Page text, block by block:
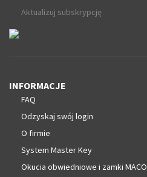
Aktualizuj subskrypcję
INFORMACJE
FAQ
Odzyskaj swój login
O firmie
System Master Key
Okucia obwiedniowe i zamki MACO